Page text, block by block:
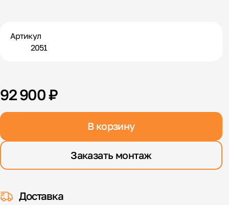
Артикул
2051
92 900 ₽
В корзину
Заказать монтаж
Доставка